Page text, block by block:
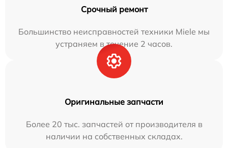
Срочный ремонт
Большинство неисправностей техники Miele мы
устраняем в течение 2 часов.
Оригинальные запчасти
Более 20 тыс. запчастей от производителя в
наличии на собственных складах.